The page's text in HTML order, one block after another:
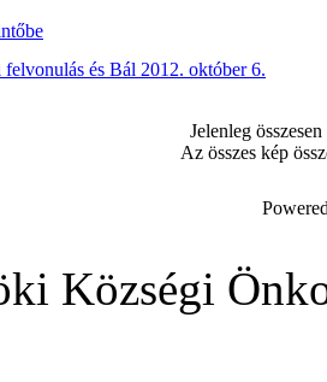
felvonulás és Bál 2012. október 6.
Jelenleg
Az összes kép
Községi